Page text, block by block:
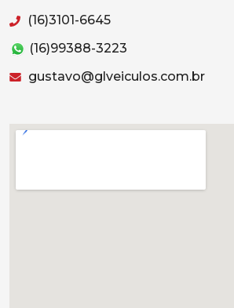
(16)3101-6645
(16)99388-3223
gustavo@glveiculos.com.br